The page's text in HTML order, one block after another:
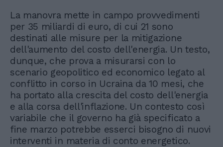
La manovra mette in campo provvedimenti
per 35 miliardi di euro, di cui 21 sono
destinati alle misure per la mitigazione
dell'aumento del costo dell'energia. Un testo,
dunque, che prova a misurarsi con lo
scenario geopolitico ed economico legato al
conflitto in corso in Ucraina da 10 mesi, che
ha portato alla crescita del costo dell'energia
e alla corsa dell'inflazione. Un contesto così
variabile che il governo ha già specificato a
fine marzo potrebbe esserci bisogno di nuovi
interventi in materia di conto energetico.